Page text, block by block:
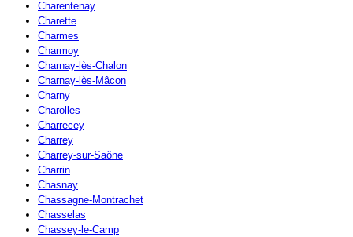
Charentenay
Charette
Charmes
Charmoy
Charnay-lès-Chalon
Charnay-lès-Mâcon
Charny
Charolles
Charrecey
Charrey
Charrey-sur-Saône
Charrin
Chasnay
Chassagne-Montrachet
Chasselas
Chassey-le-Camp